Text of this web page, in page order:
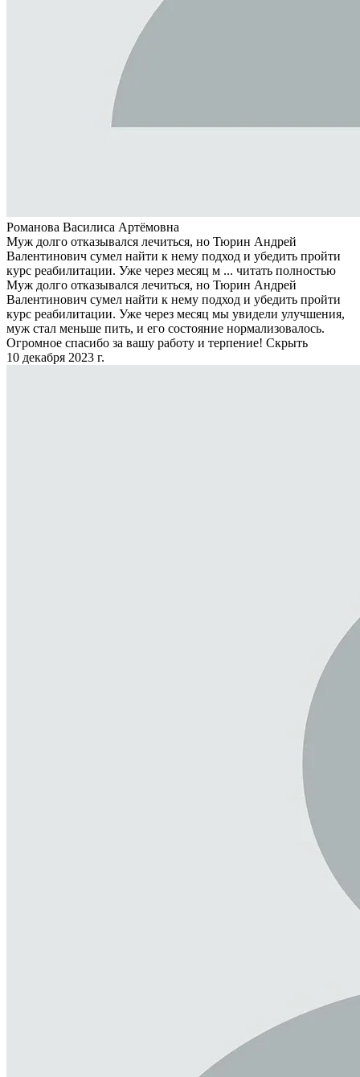
Романова Василиса Артёмовна
Муж долго отказывался лечиться, но Тюрин Андрей
Валентинович сумел найти к нему подход и убедить пройти
курс реабилитации. Уже через месяц м ... читать полностью
Муж долго отказывался лечиться, но Тюрин Андрей
Валентинович сумел найти к нему подход и убедить пройти
курс реабилитации. Уже через месяц мы увидели улучшения,
муж стал меньше пить, и его состояние нормализовалось.
Огромное спасибо за вашу работу и терпение! Скрыть
10 декабря 2023 г.